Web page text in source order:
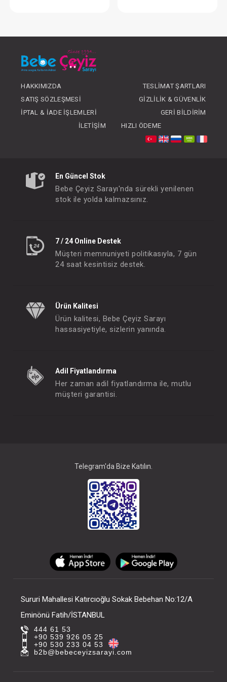
OLUNUZ
HAKKIMIZDA
TESLIMAT ŞARTLARI
SATIŞ SÖZLEŞMESI
GIZLILIK & GÜVENLIK
İPTAL & İADE İŞLEMLERI
GERI BILDIRIM
İLETIŞIM
HIZLI ÖDEME
En Güncel Stok
Bebe Çeyiz Sarayı'nda sürekli yenilenen
stok ile yolda kalmazsınız.
7 / 24 Online Destek
Müşteri memnuniyeti politikasıyla, 7 gün
24 saat kesintisiz destek.
Ürün Kalitesi
Ürün kalitesi, Bebe Çeyiz Sarayı
hassasiyetiyle, sizlerin yanında.
Adil Fiyatlandırma
Her zaman adil fiyatlandırma ile, mutlu
müşteri garantisi.
Telegram'da Bize Katılın.
Sururi Mahallesi Katırcıoğlu Sokak Bebehan No:12/A
Eminönü Fatih/İSTANBUL
444 61 53
+90 539 926 05 25
+90 530 233 04 53
b2b@bebeceyizsarayi.com